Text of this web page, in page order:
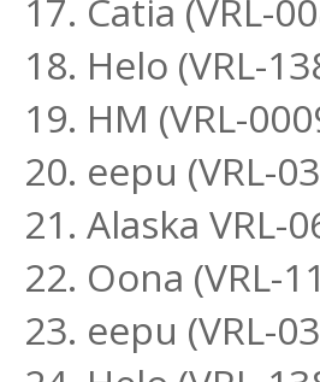
17. Catia (VRL-
18. Helo (VRL-
19. HM (VRL-
20. eepu (VRL-
21. Alaska VRL-
22. Oona (VRL-
23. eepu (VRL-